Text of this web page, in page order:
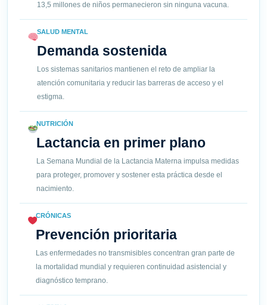
13,5 millones de niños permanecieron sin ninguna vacuna.
SALUD MENTAL
Demanda sostenida
Los sistemas sanitarios mantienen el reto de ampliar la
atención comunitaria y reducir las barreras de acceso y el
estigma.
NUTRICIÓN
Lactancia en primer plano
La Semana Mundial de la Lactancia Materna impulsa medidas
para proteger, promover y sostener esta práctica desde el
nacimiento.
CRÓNICAS
Prevención prioritaria
Las enfermedades no transmisibles concentran gran parte de
la mortalidad mundial y requieren continuidad asistencial y
diagnóstico temprano.